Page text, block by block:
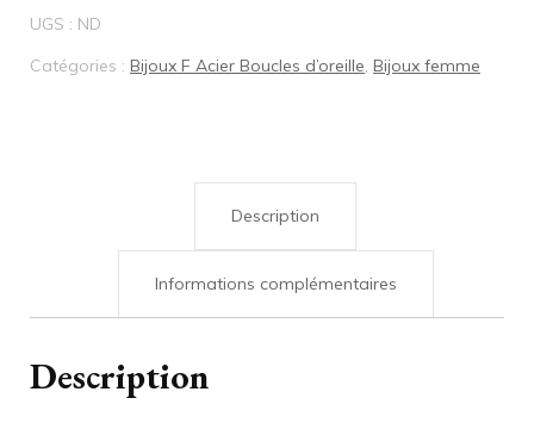
UGS : ND
Catégories : Bijoux F Acier Boucles d’oreille, Bijoux femme
Description
Informations complémentaires
Description